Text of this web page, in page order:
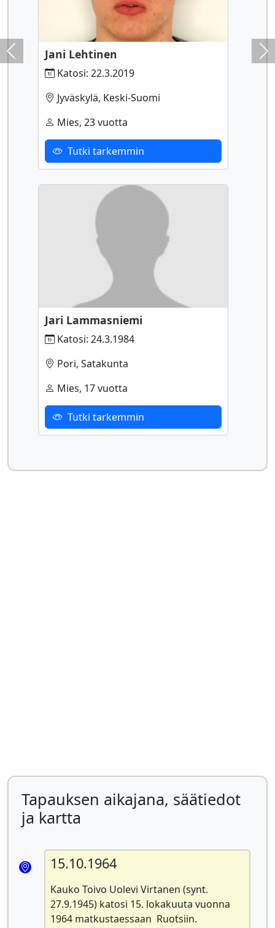
Jani Lehtinen
Katosi: 22.3.2019
Jyväskylä, Keski-Suomi
Mies, 23 vuotta
Tutki tarkemmin
Jari Lammasniemi
Katosi: 24.3.1984
Pori, Satakunta
Mies, 17 vuotta
Tutki tarkemmin
Previous
Tapauksen aikajana, säätiedot
ja kartta
15.10.1964
Kauko Toivo Uolevi Virtanen (synt.
27.9.1945) katosi 15. lokakuuta vuonna
1964 matkustaessaan Ruotsiin.